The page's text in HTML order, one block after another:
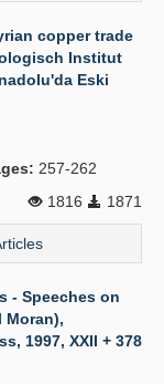
copper trade
Institut
Eski
257-262
1816
1871
- Speeches on
Moran),
1997, XXII + 378